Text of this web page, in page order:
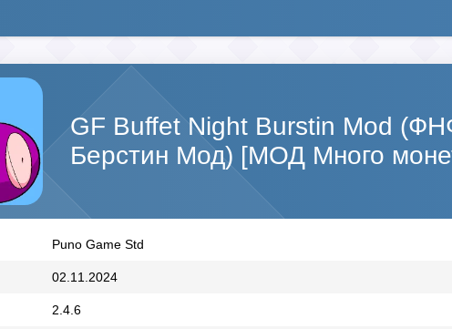
GF Buffet Night Burstin Mod
Берстин Мод) [МОД Много
Puno Game Std
02.11.2024
2.4.6